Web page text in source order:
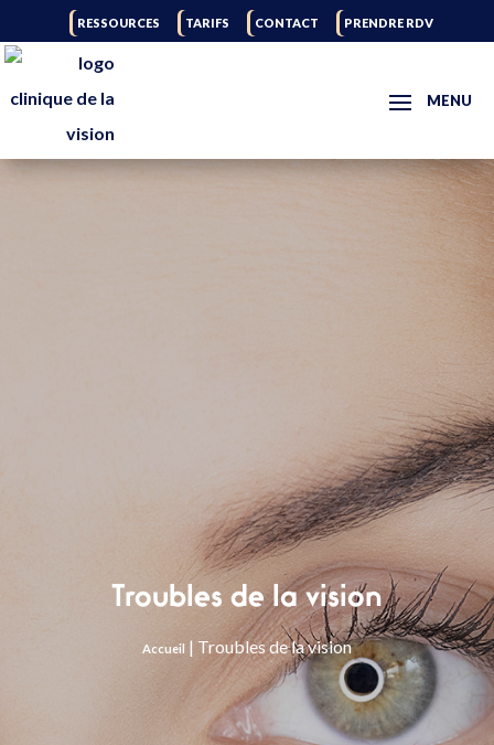
RESSOURCES TARIFS CONTACT PRENDRE RDV
Troubles de la vision
Accueil | Troubles de la vision